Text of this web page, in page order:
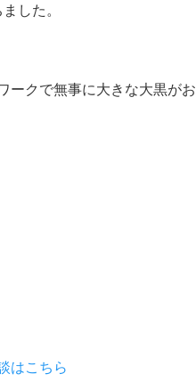
した。
ークで無事に大きな大黒がお
はこちら